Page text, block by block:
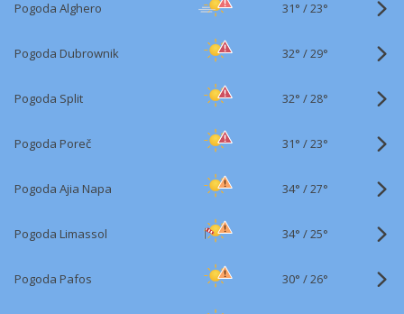
Pogoda Alghero 31° /23°
Pogoda Dubrownik 32° /29°
Pogoda Split 32° /28°
Pogoda Poreč 31° /23°
Pogoda Ajia Napa 34° /27°
Pogoda Limassol 34° /25°
Pogoda Pafos 30° /26°